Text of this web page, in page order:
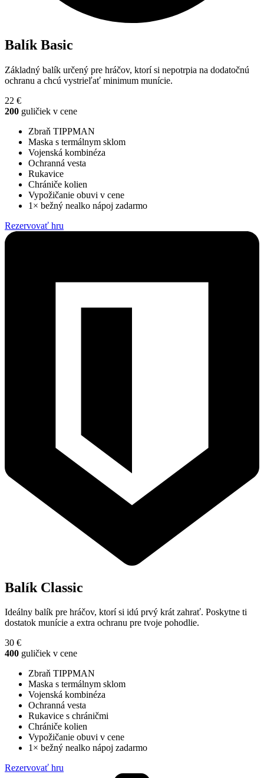
Balík Basic
Základný balík určený pre hráčov, ktorí si nepotrpia na dodatočnú
ochranu a chcú vystrieľať minimum munície.
22 €
200 guličiek v cene
Zbraň TIPPMAN
Maska s termálnym sklom
Vojenská kombinéza
Ochranná vesta
Rukavice
Chrániče kolien
Vypožičanie obuvi v cene
1× bežný nealko nápoj zadarmo
Rezervovať hru
Balík Classic
Ideálny balík pre hráčov, ktorí si idú prvý krát zahrať. Poskytne ti
dostatok munície a extra ochranu pre tvoje pohodlie.
30 €
400 guličiek v cene
Zbraň TIPPMAN
Maska s termálnym sklom
Vojenská kombinéza
Ochranná vesta
Rukavice s chráničmi
Chrániče kolien
Vypožičanie obuvi v cene
1× bežný nealko nápoj zadarmo
Rezervovať hru